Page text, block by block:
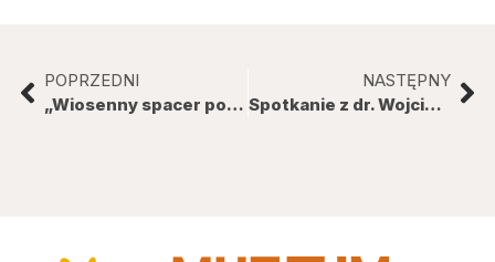
POPRZEDNI
„Wiosenny spacer po Jaśle” – konkurs plastyczny
NASTĘPNY
Spotkanie z dr. Wojciechem Krukarem